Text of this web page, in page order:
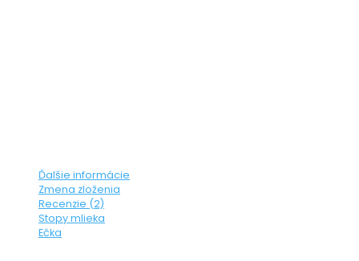
Ďalšie informácie
Zmena zloženia
Recenzie (2)
Stopy mlieka
Ečka